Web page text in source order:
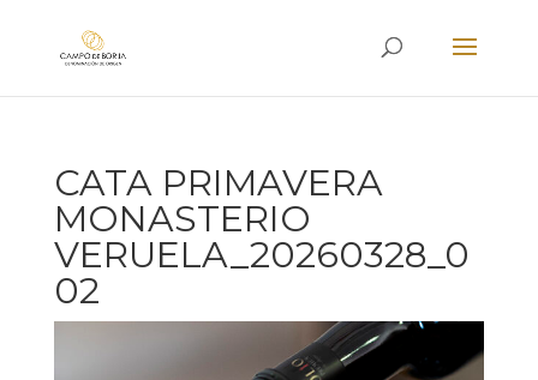
CATA PRIMAVERA
MONASTERIO
VERUELA_20260328_0
02